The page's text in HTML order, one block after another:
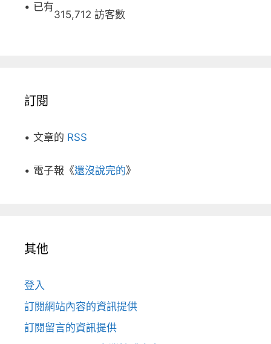
• 已有
315,712 訪客數
訂閱
• 文章的 RSS
• 電子報《還沒說完的》
其他
登入
訂閱網站內容的資訊提供
訂閱留言的資訊提供